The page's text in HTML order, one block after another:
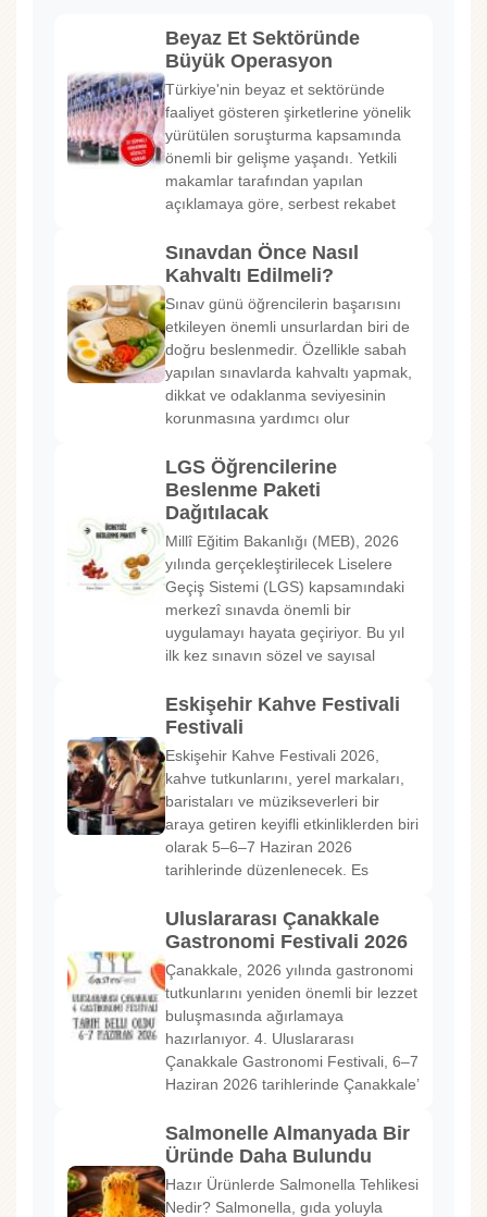
Beyaz Et Sektöründe
Büyük Operasyon
Türkiye'nin beyaz et sektöründe
faaliyet gösteren şirketlerine yönelik
yürütülen soruşturma kapsamında
önemli bir gelişme yaşandı. Yetkili
makamlar tarafından yapılan
açıklamaya göre, serbest rekabet
Sınavdan Önce Nasıl
Kahvaltı Edilmeli?
Sınav günü öğrencilerin başarısını
etkileyen önemli unsurlardan biri de
doğru beslenmedir. Özellikle sabah
yapılan sınavlarda kahvaltı yapmak,
dikkat ve odaklanma seviyesinin
korunmasına yardımcı olur
LGS Öğrencilerine
Beslenme Paketi
Dağıtılacak
Millî Eğitim Bakanlığı (MEB), 2026
yılında gerçekleştirilecek Liselere
Geçiş Sistemi (LGS) kapsamındaki
merkezî sınavda önemli bir
uygulamayı hayata geçiriyor. Bu yıl
ilk kez sınavın sözel ve sayısal
Eskişehir Kahve Festivali
Festivali
Eskişehir Kahve Festivali 2026,
kahve tutkunlarını, yerel markaları,
baristaları ve müzikseverleri bir
araya getiren keyifli etkinliklerden biri
olarak 5–6–7 Haziran 2026
tarihlerinde düzenlenecek. Es
Uluslararası Çanakkale
Gastronomi Festivali 2026
Çanakkale, 2026 yılında gastronomi
tutkunlarını yeniden önemli bir lezzet
buluşmasında ağırlamaya
hazırlanıyor. 4. Uluslararası
Çanakkale Gastronomi Festivali, 6–7
Haziran 2026 tarihlerinde Çanakkale’
Salmonelle Almanyada Bir
Üründe Daha Bulundu
Hazır Ürünlerde Salmonella Tehlikesi
Nedir? Salmonella, gıda yoluyla